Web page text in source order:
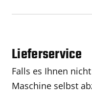
Lieferservice
Falls es Ihnen
Maschine selbst